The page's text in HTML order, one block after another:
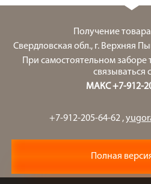
Получение
Свердловская обл., г. Верхняя
При самостоятельном
связываться
МАКС +7-912-
+7-912-205-64-62 ,
Полная